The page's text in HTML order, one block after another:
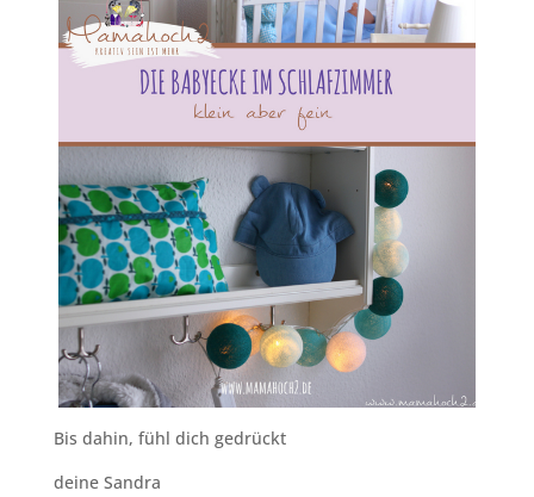
Bis dahin, fühl dich gedrückt
deine Sandra